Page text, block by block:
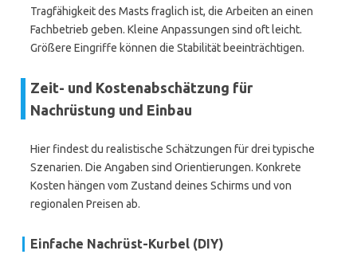
Tragfähigkeit des Masts fraglich ist, die Arbeiten an einen
Fachbetrieb geben. Kleine Anpassungen sind oft leicht.
Größere Eingriffe können die Stabilität beeinträchtigen.
Zeit- und Kostenabschätzung für
Nachrüstung und Einbau
Hier findest du realistische Schätzungen für drei typische
Szenarien. Die Angaben sind Orientierungen. Konkrete
Kosten hängen vom Zustand deines Schirms und von
regionalen Preisen ab.
Einfache Nachrüst-Kurbel (DIY)